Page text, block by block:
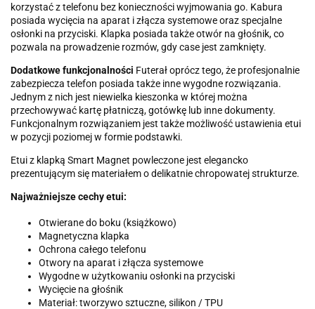
korzystać z telefonu bez konieczności wyjmowania go. Kabura
posiada wycięcia na aparat i złącza systemowe oraz specjalne
osłonki na przyciski. Klapka posiada także otwór na głośnik, co
pozwala na prowadzenie rozmów, gdy case jest zamknięty.
Dodatkowe funkcjonalności Futerał oprócz tego, że profesjonalnie
zabezpiecza telefon posiada także inne wygodne rozwiązania.
Jednym z nich jest niewielka kieszonka w której można
przechowywać kartę płatniczą, gotówkę lub inne dokumenty.
Funkcjonalnym rozwiązaniem jest także możliwość ustawienia etui
w pozycji poziomej w formie podstawki.
Etui z klapką Smart Magnet powleczone jest elegancko
prezentującym się materiałem o delikatnie chropowatej strukturze.
Najważniejsze cechy etui:
Otwierane do boku (książkowo)
Magnetyczna klapka
Ochrona całego telefonu
Otwory na aparat i złącza systemowe
Wygodne w użytkowaniu osłonki na przyciski
Wycięcie na głośnik
Materiał: tworzywo sztuczne, silikon / TPU